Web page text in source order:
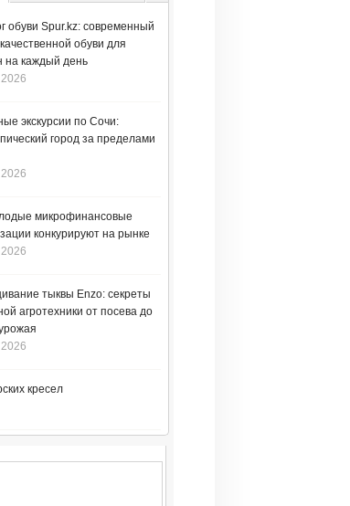
обуви Spur.kz: современный
обуви для
на каждый день
экскурсии по Сочи:
город за пределами
микрофинансовые
конкурируют на рынке
тыквы Enzo: секреты
агротехники от посева до
кресел